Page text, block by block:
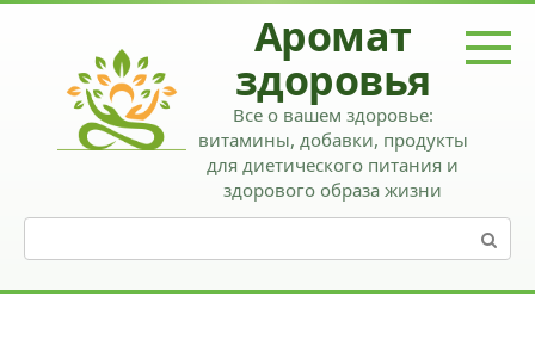
Перейти
Аромат
здоровья
Все о вашем здоровье:
витамины, добавки, продукты
для диетического питания и
здорового образа жизни
Поиск: